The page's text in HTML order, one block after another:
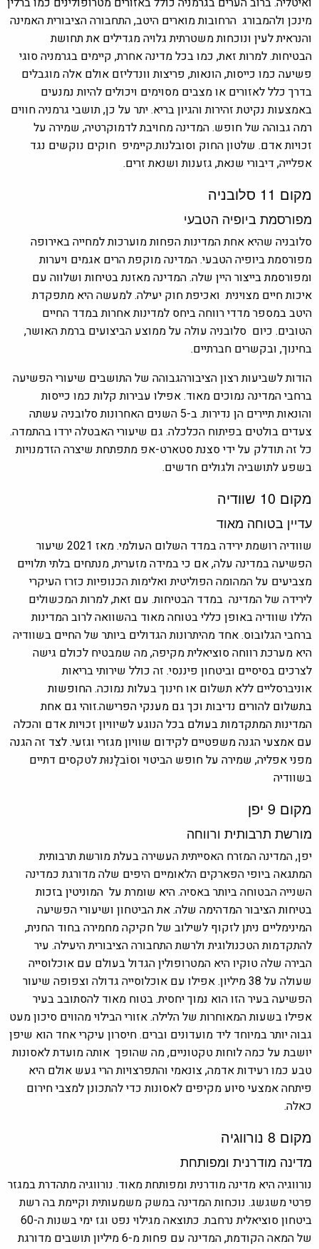
מינכן ולהמבורג הרחובות מוארים היטב, התחבורה הציבורית האמינה
והנראית לעין ונוכחות משטרתית גלויה מגדילים אתתחושת
הבטיחות. למרות זאת, כמו בכל מדינה אחרת, קיימים בגרמניה סוגי
פשיעה כמו כייסות, הונאות, פריצות וונדליזם אולם אלה מוגבלים
בדרך כלל לאזורים או מצבים מסוימים ויכולים להיות נמנעים
באמצעות נקיטת זהירות והגיון בריא. יתר על כן, תושבי גרמניה חווים
רמה גבוהה של חופש. המדינה מחויבת לדמוקרטיה, שמירה על
זכויות אדם. שלטון החוק וסובלנות.קיימיפ חוקים נוקשים נגד
אפלייה, דיבורי שנאת, גזענות ושנאת זרים.
מקום 11 סלובניה
מפורסמת ביופיה הטבעי
סלובניה שהיא אחת המדינות הפחות מוערכות למחייה באירופה
מפורסמת ביופיה הטבעי. המדינה מוקפת הרים אגמים ויערות
ומפורסמת בייצור היין שלה. המדינה מאזנת בטיחות ושלווה עם
איכות חיים מצוינית ואכיפת חוק יעילה.למעשה היא מתפקדת
היטב במספר מדדי רווחה ביחס למדינות אחרות במדד החיים
הטובים. כיום סלובניה עולה על ממוצע הביצועים ברמת האושר,
בחינוך, ובקשרים חברתיים.
הודות לשביעות רצון הציבורהגבוהה של התושבים שיעורי הפשיעה
ברחבי המדינה נמוכים מאוד. אפילו עבירות קלות כמו כייסות
והונאות תיירים הן נדירות. ב-5 השנים האחרונות סלובניה עשתה
צעדים בולטים בפיתוח הכלכלה. גם שיעורי האבטלה ירדו בהתמדה.
כל זה תודלק על ידי סצנת סטארט-אפ מתפתחת שיצרה הזדמנויות
בשפע לתושביה ולגולים חדשים.
מקום 10 שוודיה
עדייןבטוחה מאוד
שוודיה רושמת ירידה במדד השלום העולמי. מאז 2021 שיעור
הפשיעה במדינה עלה, אם כי במידה מזערית, מנתחים בלתי תלויים
מצביעים על המהומה הפוליטית ואלימות הכנופיות כזרז העיקרי
לירידה של המדינה במדד הבטיחות. עם זאת, למרות המכשולים
הללו שוודיה באופן כללי בטוחה מאודבהשוואה לרוב המדינות
ברחבי הגלובוס. אחד מהיתרונות הגדולים ביותר של החיים בשוודיה
היא מערכת רווחה סוציאלית מקיפה, מה שמבטיח לכולם גישה
לצרכים בסיסיים וביטחון פיננסי. זה כולל שירותי בריאות
אוניברסליים ללא תשלום או חינוך בעלות נמוכה.החופשות
בתשלום להורים נדיבות וכך גם מענקי הפרישה.זוהי גם אחת
המדינות המתקדמות בעולם בכל הנוגע לשיוויון זכויות אדם והכלה
עם אמצעי הגנה משפטיים לקידום שוויון מגזרי וגזעי. לצד זה הגנה
מפני אפליה, שמירה על חופש הביטויוסוֹבלָנוּת לטקסים דתיים
בשוודיה
מקום 9 יפן
מורשת תרבותית ורווחה
יפן, המדינה המזרח האסייתית העשירה בעלת מורשת תרבותית
המתגאה ביופי הפארקים הלאומיים היפים שלה מדורגת כמדינה
השנייה הבטוחה ביותר באסיה.היא שומרת על המוניטין בזכות
בטיחות הציבור המדהימה שלה. את הביטחון ושיעורי הפשיעה
המינימליים ניתן לזקוף לשילוב של חקיקה מחמירה בחוד החנית,
להתקדמות הטכנולוגית ולרשת התחבורה הציבורית היעילה. עיר
הבירה שלה טוקיו היא המטרופולין הגדול בעולם עם אוכלוסייה
שעולה על 38 מיליון. אפילו עם אוכלוסייה גדולה וצפופה שיעור
הפשיעה בעיר הזו הוא נמוך יחסית. בטוח מאוד להסתובב בעיר
אפילו בשעות המאוחרות של הלילה. אזורי הבילוי מהווים סיכון מעט
גבוה יותר במיוחד ליד מועדונים וברים. חיסרון עיקרי אחד הוא שיפן
יושבת על כמה לוחות טקטוניים, מה שהופך אותה מועדת לאסונות
טבע כמו רעידות אדמה, צונאמי והתפרצויות הרי געש אולם היא
פיתחהאמצעי סיוע מקיפים לאסונות כדי להתכונן למצבי חירום
כאלה.
מקום 8 נורווגיה
מדינה מודרנית ומפותחת
נורווגיה היא מדינה מודרנית ומפותחת מאוד. נורווגיה מתהדרת במגזר
פרטי משגשג. נוכחות המדינה במשק משמעותית וקיימת בה רשת
ביטחון סוציאלית נרחבת. כתוצאה מגילוי נפט וגז ימי בשנות ה-60
של המאה הקודמת, המדינה עם פחות מ-6 מיליון תושבים מדורגת